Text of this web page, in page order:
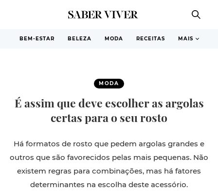
BEM-ESTAR BELEZA MODA RECEITAS MAIS
MODA
É assim que deve escolher as argolas
certas para o seu rosto
Há formatos de rosto que pedem argolas grandes e
outros que são favorecidos pelas mais pequenas. Não
existem regras para combinações, mas há fatores
determinantes na escolha deste acessório.